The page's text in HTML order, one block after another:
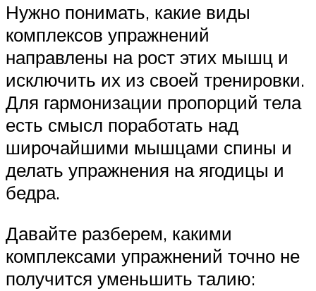
Нужно понимать, какие виды
комплексов упражнений
направлены на рост этих мышц и
исключить их из своей тренировки.
Для гармонизации пропорций тела
есть смысл поработать над
широчайшими мышцами спины и
делать упражнения на ягодицы и
бедра.
Давайте разберем, какими
комплексами упражнений точно не
получится уменьшить талию: